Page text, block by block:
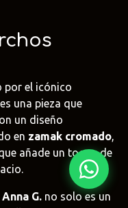
por el icónico
una pieza que
un diseño
en zamak cromado,
añade un toque de
Anna G. no solo es un